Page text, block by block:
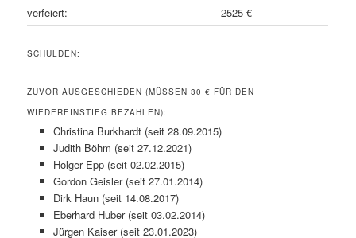
verfeiert:
2525 €
SCHULDEN:
ZUVOR AUSGESCHIEDEN (MÜSSEN 30 € FÜR DEN
WIEDEREINSTIEG BEZAHLEN):
Christina Burkhardt (seit 28.09.2015)
Judith Böhm (seit 27.12.2021)
Holger Epp (seit 02.02.2015)
Gordon Geisler (seit 27.01.2014)
Dirk Haun (seit 14.08.2017)
Eberhard Huber (seit 03.02.2014)
Jürgen Kaiser (seit 23.01.2023)